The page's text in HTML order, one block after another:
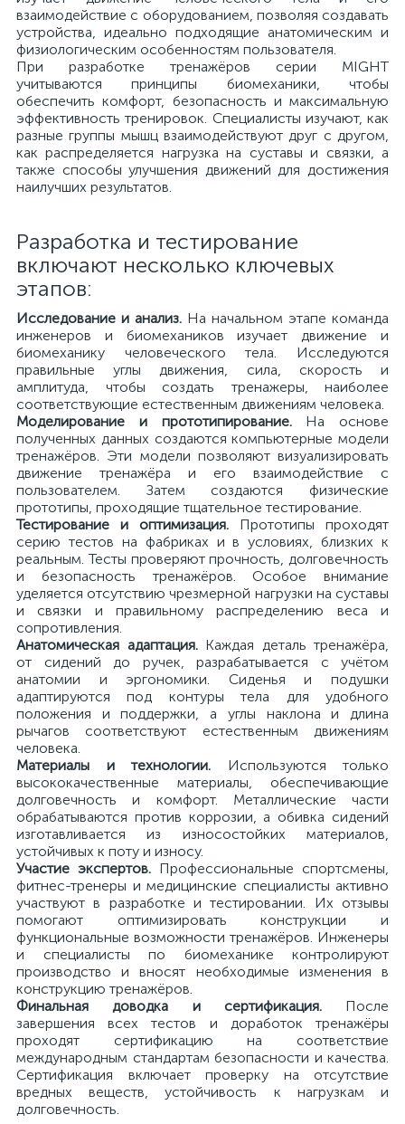
взаимодействие с оборудованием, позволяя создавать
устройства, идеально подходящие анатомическим и
физиологическим особенностям пользователя.
При разработке тренажёров серии MIGHT
учитываются принципы биомеханики, чтобы
обеспечить комфорт, безопасность и максимальную
эффективность тренировок. Специалисты изучают, как
разные группы мышц взаимодействуют друг с другом,
как распределяется нагрузка на суставы и связки, а
также способы улучшения движений для достижения
наилучших результатов.
Разработка и тестирование
включают несколько ключевых
этапов:
Исследование и анализ. На начальном этапе команда
инженеров и биомехаников изучает движение и
биомеханику человеческого тела. Исследуются
правильные углы движения, сила, скорость и
амплитуда, чтобы создать тренажеры, наиболее
соответствующие естественным движениям человека.
Моделирование и прототипирование.На основе
полученных данных создаются компьютерные модели
тренажёров. Эти модели позволяют визуализировать
движение тренажёра и его взаимодействие с
пользователем. Затем создаются физические
прототипы, проходящие тщательное тестирование.
Тестирование и оптимизация. Прототипы проходят
серию тестов на фабриках и в условиях, близких к
реальным. Тесты проверяют прочность, долговечность
и безопасность тренажёров. Особое внимание
уделяется отсутствию чрезмерной нагрузки на суставы
и связки и правильному распределению веса и
сопротивления.
Анатомическая адаптация.Каждая деталь тренажёра,
от сидений до ручек, разрабатывается с учётом
анатомии и эргономики. Сиденья и подушки
адаптируются под контуры тела для удобного
положения и поддержки, а углы наклона и длина
рычагов соответствуют естественным движениям
человека.
Материалы и технологии. Используются только
высококачественные материалы, обеспечивающие
долговечность и комфорт. Металлические части
обрабатываются против коррозии, а обивка сидений
изготавливается из износостойких материалов,
устойчивых к поту и износу.
Участие экспертов. Профессиональные спортсмены,
фитнес-тренеры и медицинские специалисты активно
участвуют в разработке и тестировании. Их отзывы
помогают оптимизировать конструкции и
функциональные возможности тренажёров. Инженеры
и специалисты по биомеханике контролируют
производство и вносят необходимые изменения в
конструкцию тренажёров.
Финальная доводка и сертификация.После
завершения всех тестов и доработок тренажёры
проходят сертификацию на соответствие
международным стандартам безопасности и качества.
Сертификация включает проверку на отсутствие
вредных веществ, устойчивость к нагрузкам и
долговечность.